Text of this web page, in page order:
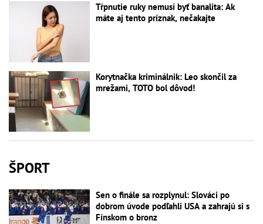
Tŕpnutie ruky nemusí byť banalita: Ak
máte aj tento príznak, nečakajte
Korytnačka kriminálnik: Leo skončil za
mrežami, TOTO bol dôvod!
ŠPORT
Sen o finále sa rozplynul: Slováci po
dobrom úvode podľahli USA a zahrajú si s
Fínskom o bronz